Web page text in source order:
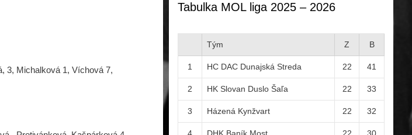
3, Michalková 1, Víchová 7,
Tabulka MOL liga 2025 – 2026
Tým Z B
1 HC DAC Dunajská Streda 22 41
2 HK Slovan Duslo Šaľa 22 33
3 Házená Kynžvart 22 32